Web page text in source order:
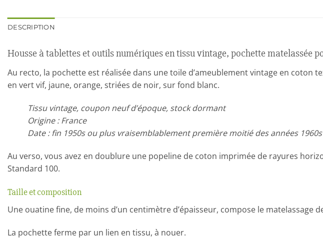
DESCRIPTION
Housse à tablettes et outils numériques en tissu vintage, pochette matelassée
Au recto, la pochette est réalisée dans une toile d’ameublement vintage en
en vert vif, jaune, orange, striées de noir, sur fond blanc.
Tissu vintage, coupon neuf d’époque, stock dormant
Origine : France
Date : fin 1950s ou plus vraisemblablement première moitié des années 1960s
Au verso, vous avez en doublure une popeline de coton imprimée de rayures
Standard 100.
Taille et composition
Une ouatine fine, de moins d’un centimètre d’épaisseur, compose le matelassage
La pochette ferme par un lien en tissu, à nouer.